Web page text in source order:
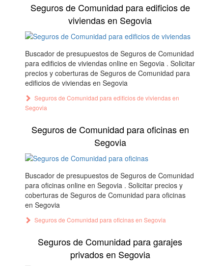
Seguros de Comunidad para edificios de
viviendas en Segovia
Buscador de presupuestos de Seguros de Comunidad
para edificios de viviendas online en Segovia . Solicitar
precios y coberturas de Seguros de Comunidad para
edificios de viviendas en Segovia
Seguros de Comunidad para edificios de viviendas en
Segovia
Seguros de Comunidad para oficinas en
Segovia
Buscador de presupuestos de Seguros de Comunidad
para oficinas online en Segovia . Solicitar precios y
coberturas de Seguros de Comunidad para oficinas
en Segovia
Seguros de Comunidad para oficinas en Segovia
Seguros de Comunidad para garajes
privados en Segovia